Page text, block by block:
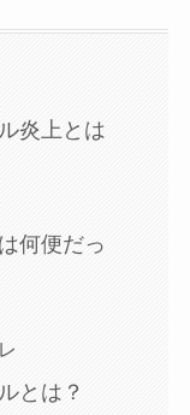
炎上とは
何便だっ
とは？